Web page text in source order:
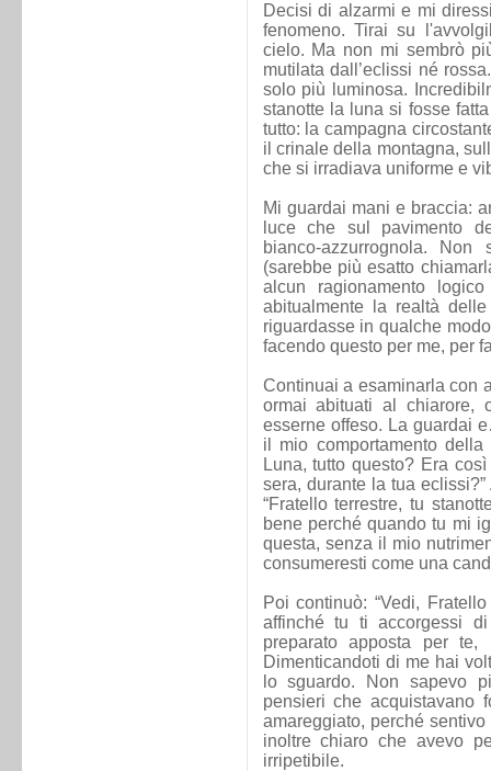
Decisi di alzarmi e mi
fenomeno. Tirai su
cielo. Ma non mi sembrò
mutilata dall’eclissi né
solo più luminosa.
stanotte la luna si fosse
tutto: la campagna
il crinale della montagna,
che si irradiava uniforme e
Mi guardai mani e braccia:
luce che sul pavimento
bianco-azzurrognola.
(sarebbe più esatto
alcun ragionamento
abitualmente la realtà
riguardasse in qualche
facendo questo per me, per
Continuai a esaminarla con
ormai abituati al chiarore,
esserne offeso. La guardai
il mio comportamento
Luna, tutto questo? Era
sera, durante la tua
“Fratello terrestre, tu
bene perché quando tu mi
questa, senza il mio
consumeresti come una
Poi continuò: “Vedi,
affinché tu ti accorgessi
preparato apposta per te,
Dimenticandoti di me hai
lo sguardo. Non sapevo
pensieri che acquistavano
amareggiato, perché
inoltre chiaro che avevo
irripetibile.